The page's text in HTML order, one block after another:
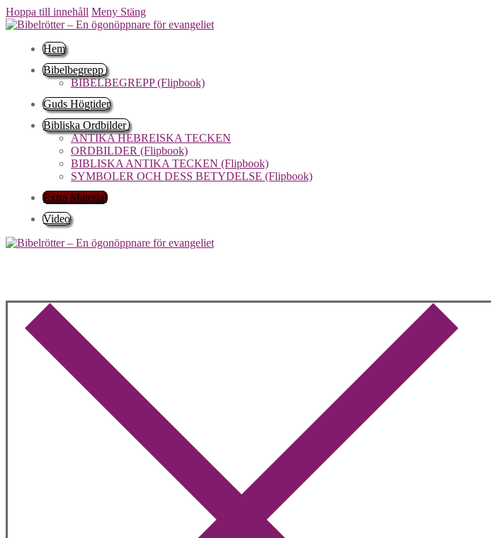
Hoppa till innehåll Meny Stäng
Hem
Bibelbegrepp
BIBELBEGREPP (Flipbook)
Guds Högtider
Bibliska Ordbilder
ANTIKA HEBREISKA TECKEN
ORDBILDER (Flipbook)
BIBLISKA ANTIKA TECKEN (Flipbook)
SYMBOLER OCH DESS BETYDELSE (Flipbook)
Extra Material
Video